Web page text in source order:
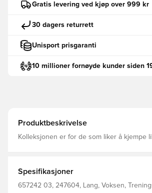
Gratis levering ved kjøp over 999 kr
30 dagers returrett
Unisport prisgaranti
10 millioner fornøyde kunder siden
Produktbeskrivelse
Kolleksjonen er for de som liker å kjempe
Spesifikasjoner
657242 03, 247604, Lang, Voksen,